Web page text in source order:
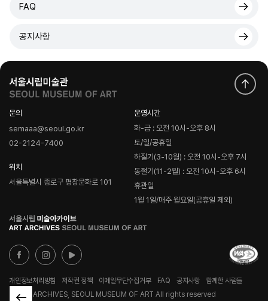
FAQ
공지사항
문의
semaaa@seoul.go.kr
02-2124-7400
위치
서울특별시 종로구 평창문화로 101
운영시간
화-금 : 오전 10시-오후 8시
토/일/공휴일
하절기(3-10월) : 오전 10시-오후 7시
동절기(11-2월) : 오전 10시-오후 6시
휴관일
1월 1일/매주 월요일(공휴일 제외)
로
고
개인정보처리방침 저작권 정책 이메일무단수집거부 FAQ 공지사항
함께한 사람들
© ART ARCHIVES, SEOUL MUSEUM OF ART All rights reserved